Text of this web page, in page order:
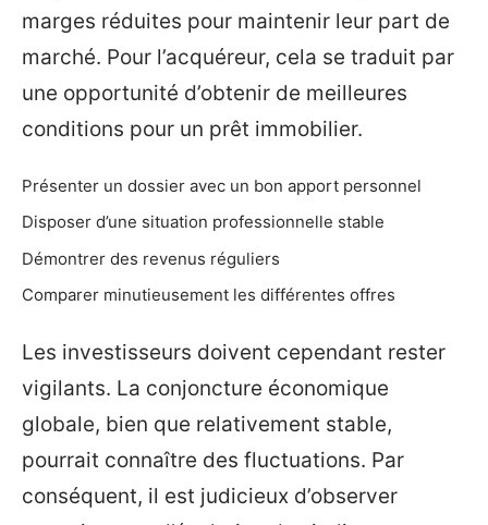
marges réduites pour maintenir leur part de
marché. Pour l’acquéreur, cela se traduit par
une opportunité d’obtenir de meilleures
conditions pour un prêt immobilier.
Présenter un dossier avec un bon apport personnel
Disposer d’une situation professionnelle stable
Démontrer des revenus réguliers
Comparer minutieusement les différentes offres
Les investisseurs doivent cependant rester
vigilants. La conjoncture économique
globale, bien que relativement stable,
pourrait connaître des fluctuations. Par
conséquent, il est judicieux d’observer